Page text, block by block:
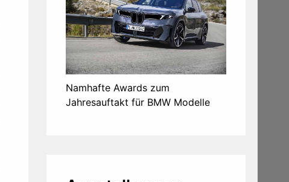
Namhafte Awards zum
Jahresauftakt für BMW Modelle